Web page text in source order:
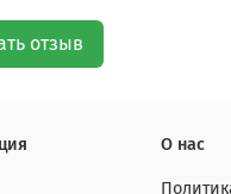
отзыв
О нас